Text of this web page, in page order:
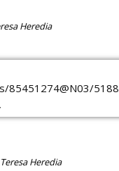
Heredia
Heredia